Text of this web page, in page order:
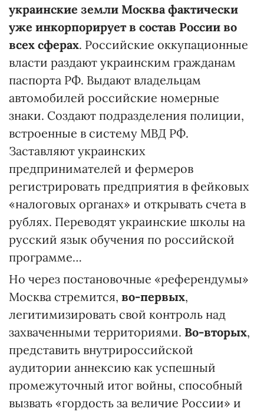
украинские земли Москва фактически
уже инкорпорирует в состав России во
всех сферах. Российские оккупационные
власти раздают украинским гражданам
паспорта РФ. Выдают владельцам
автомобилей российские номерные
знаки. Создают подразделения полиции,
встроенные в систему МВД РФ.
Заставляют украинских
предпринимателей и фермеров
регистрировать предприятия в фейковых
«налоговых органах» и открывать счета в
рублях. Переводят украинские школы на
русский язык обучения по российской
программе…
Но через постановочные «референдумы»
Москва стремится, во-первых,
легитимизировать свой контроль над
захваченными территориями. Во-вторых,
представить внутрироссийской
аудитории аннексию как успешный
промежуточный итог войны, способный
вызвать «гордость за величие России» и